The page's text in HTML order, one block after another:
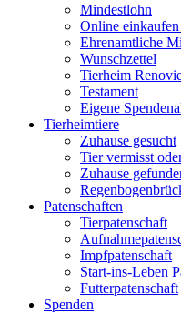
Mindestlohn
Online einkaufen
Ehrenamtliche
Wunschzettel
Tierheim
Testament
Eigene
Tierheimtiere
Zuhause gesucht
Tier vermisst
Zuhause
Patenschaften
Tierpatenschaft
Impfpatenschaft
Start-ins-Leben
Futterpatenschaft
Spenden